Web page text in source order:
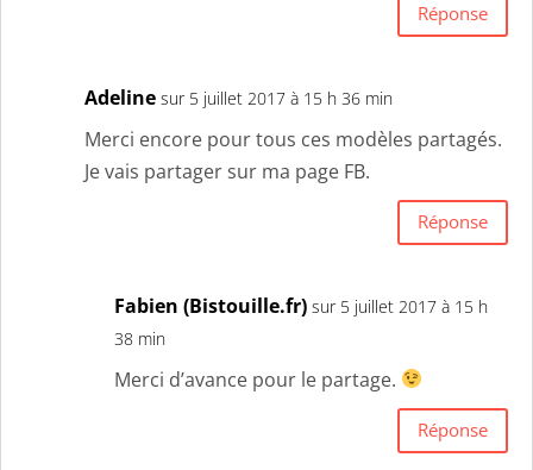
Réponse
Adeline sur 5 juillet 2017 à 15 h 36 min
Merci encore pour tous ces modèles partagés.
Je vais partager sur ma page FB.
Réponse
Fabien (Bistouille.fr) sur 5 juillet 2017 à 15 h
38 min
Merci d’avance pour le partage.
Réponse